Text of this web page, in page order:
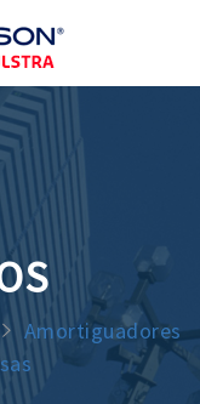
Amortiguadores